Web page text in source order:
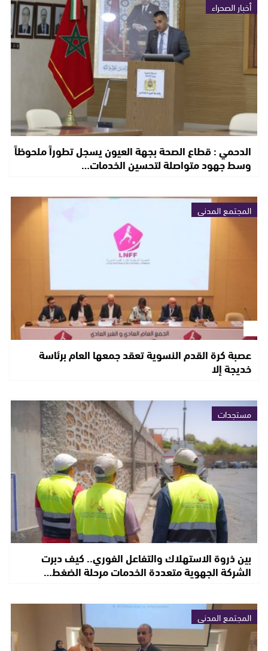
أخبار الصحراء
الدحمي : قطاع الصحة بجهة العيون يسجل تطوراً ملحوظاً
وسط جهود متواصلة لتحسين الخدمات…
المجتمع المدني
عصبة كرة القدم النسوية تعقد جمعها العام برئاسة
خديجة إلا
مستجدات
بين ذروة الاستهلاك والتفاعل الفوري.. كيف دبرت
الشركة الجهوية متعددة الخدمات مرحلة الضغط…
المجتمع المدني